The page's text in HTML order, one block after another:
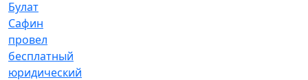
Булат
Сафин
провел
бесплатный
юридический